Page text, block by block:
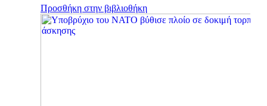
Προσθήκη στην βιβλιοθήκη